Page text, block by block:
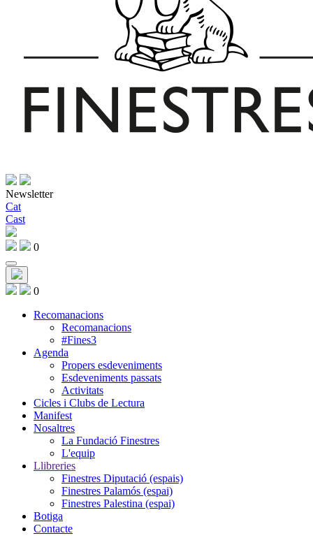
Newsletter
Cat
Cast
0
0
Recomanacions
Recomanacions
#Fines3
Agenda
Propers esdeveniments
Esdeveniments passats
Activitats
Cicles i Clubs de Lectura
Manifest
Nosaltres
La Fundació Finestres
L'equip
Llibreries
Finestres Diputació (espais)
Finestres Palamós (espai)
Finestres Palestina (espai)
Botiga
Contacte